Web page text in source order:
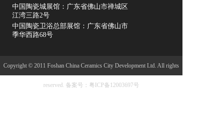
中国陶瓷城展馆：广东省佛山市禅城区
江湾三路2号
中国陶瓷卫浴总部展馆：广东省佛山市
季华西路68号
Copyright © 2011 Foshan China Ceramics City Development Ltd. All rights
reserved. 备案号：粤ICP备12003697号